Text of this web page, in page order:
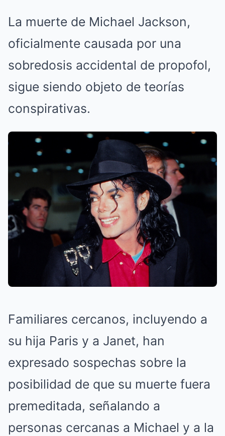
La muerte de Michael Jackson,
oficialmente causada por una
sobredosis accidental de propofol,
sigue siendo objeto de teorías
conspirativas.
Familiares cercanos, incluyendo a
su hija Paris y a Janet, han
expresado sospechas sobre la
posibilidad de que su muerte fuera
premeditada, señalando a
personas cercanas a Michael y a la